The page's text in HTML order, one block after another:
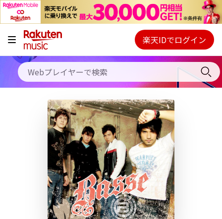
キャンペーン
料金プラン
使い方
初回30日間無料お試し
Webプレイヤー
ご契約内容の確認・変更
楽天IDでログイン